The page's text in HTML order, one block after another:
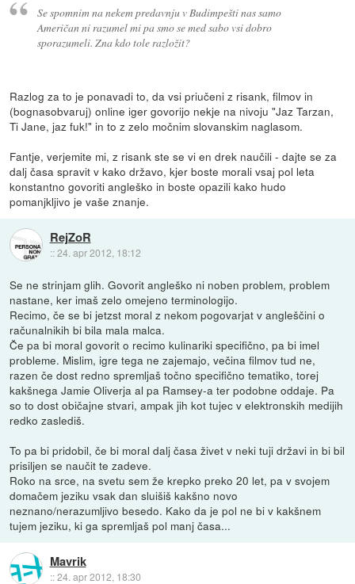
Se spomnim na nekem predavnju v Budimpešti nas samo
Američan ni razumel mi pa smo se med sabo vsi dobro
sporazumeli. Zna kdo tole razložit?
Razlog za to je ponavadi to, da vsi priučeni z risank, filmov in
(bognasobvaruj) online iger govorijo nekje na nivoju "Jaz Tarzan,
Ti Jane, jaz fuk!" in to z zelo močnim slovanskim naglasom.
Fantje, verjemite mi, z risank ste se vi en drek naučili - dajte se za
dalj časa spravit v kako državo, kjer boste morali vsaj pol leta
konstantno govoriti angleško in boste opazili kako hudo
pomanjkljivo je vaše znanje.
RejZoR
::24. apr 2012, 18:12
Se ne strinjam glih. Govorit angleško ni noben problem, problem
nastane, ker imaš zelo omejeno terminologijo.
Recimo, če se bi jetzst moral z nekom pogovarjat v angleščini o
računalnikih bi bila mala malca.
Če pa bi moral govorit o recimo kulinariki specifično, pa bi imel
probleme. Mislim, igre tega ne zajemajo, večina filmov tud ne,
razen če dost redno spremljaš točno specifično tematiko, torej
kakšnega Jamie Oliverja al pa Ramsey-a ter podobne oddaje. Pa
so to dost običajne stvari, ampak jih kot tujec v elektronskih medijih
redko zaslediš.
To pa bi pridobil, če bi moral dalj časa živet v neki tuji državi in bi bil
prisiljen se naučit te zadeve.
Roko na srce, na svetu sem že krepko preko 20 let, pa v svojem
domačem jeziku vsak dan sluišiš kakšno novo
neznano/nerazumljivo besedo. Kako da je pol ne bi v kakšnem
tujem jeziku, ki ga spremljaš pol manj časa...
Mavrik
::24. apr 2012, 18:30